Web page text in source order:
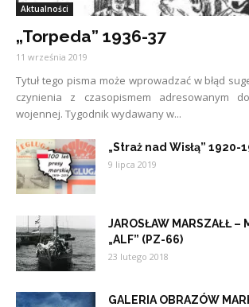
Aktualności
„Torpeda” 1936-37
11 września 2019
Tytuł tego pisma może wprowadzać w błąd
czynienia z czasopismem adresowanym
wojennej. Tygodnik wydawany w...
„Straż nad Wisłą” 1920-
9 lipca 2019
JAROSŁAW MARSZAŁŁ –
„ALF” (PZ-66)
23 lutego 2018
GALERIA OBRAZÓW